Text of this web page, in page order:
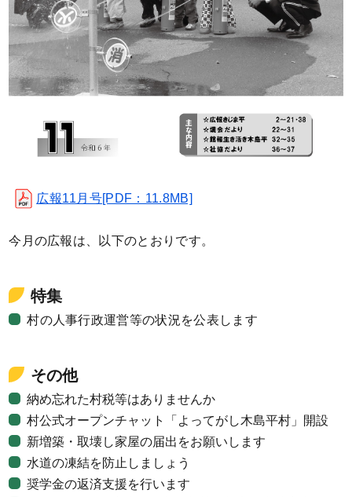
広報11月号[PDF：11.8MB]
今月の広報は、以下のとおりです。
特集
村の人事行政運営等の状況を公表します
その他
納め忘れた村税等はありませんか
村公式オープンチャット「よってがし木島平村」開設
新増築・取壊し家屋の届出をお願いします
水道の凍結を防止しましょう
奨学金の返済支援を行います